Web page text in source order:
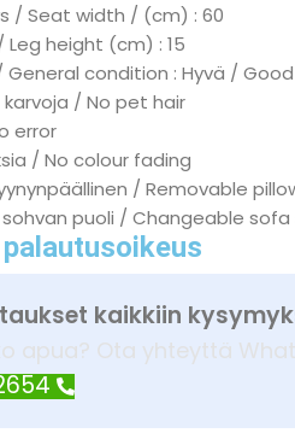
/ Seat width / (cm) : 60
Leg height (cm) : 15
General condition : Hyvä / Good
karvoja / No pet hair
error
/ No colour fading
/ Removable
puoli / Changeable sofa
kaikkiin
apua? Ota yhteyttä